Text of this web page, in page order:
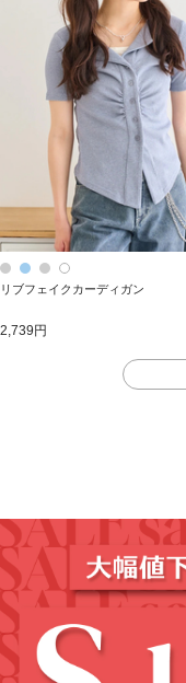
リブフェイクカーディガン
2,739円